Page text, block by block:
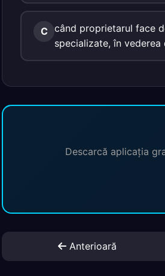
C când proprietarul face
specializate, în vederea
Descarcă aplicația
Anterioară